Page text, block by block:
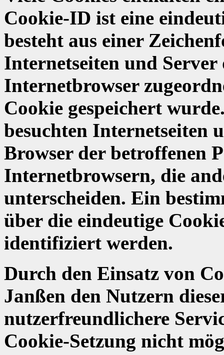
Cookie-ID ist eine
besteht aus einer
Internetseiten und
Internetbrowser
Cookie gespeichert
besuchten Internetseiten
Browser der betroffenen
Internetbrowsern, die
unterscheiden. Ein
über die eindeutige
identifiziert werden.
Durch den Einsatz von
Janßen den Nutzern
nutzerfreundlichere
Cookie-Setzung nicht